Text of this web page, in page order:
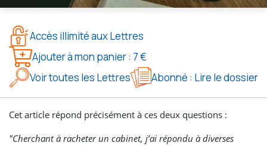
Accès illimité aux Lettres
Ajouter à mon panier : 7 €
Voir toutes les Lettres
Abonné : Lire le dossier
Cet article répond précisément à ces deux questions :
"Cherchant à racheter un cabinet, j’ai répondu à diverses